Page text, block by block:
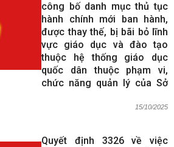
công bố danh mục thủ tục
hành chính mới ban hành,
được thay thế, bị bãi bỏ lĩnh
vực giáo dục và đào tạo
thuộc hệ thống giáo dục
quốc dân thuộc phạm vi,
chức năng quản lý của Sở
15/10/2025
Quyết định 3326 về việc